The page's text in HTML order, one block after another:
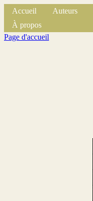
Accueil Auteurs
À propos
Page d'accueil